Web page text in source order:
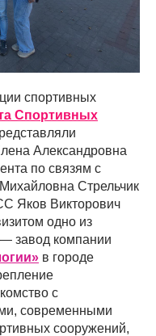
спортивных
Спортивных
Александровна
по связям с
Стрельчик
Яков Викторович
одно из
завод компании
в городе
с
современными
сооружений,